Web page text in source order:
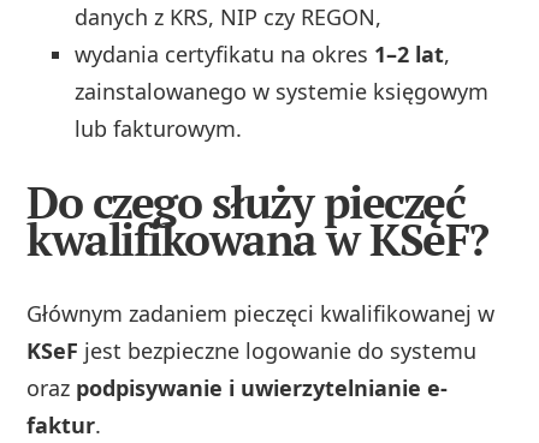
danych z KRS, NIP czy REGON,
wydania certyfikatu na okres 1–2 lat,
zainstalowanego w systemie księgowym
lub fakturowym.
Do czego służy pieczęć
kwalifikowana w KSeF?
Głównym zadaniem pieczęci kwalifikowanej w
KSeF jest bezpieczne logowanie do systemu
oraz podpisywanie i uwierzytelnianie e-
faktur.